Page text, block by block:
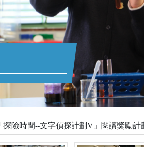
「探險時間--文字偵探計劃V」閱讀獎勵計